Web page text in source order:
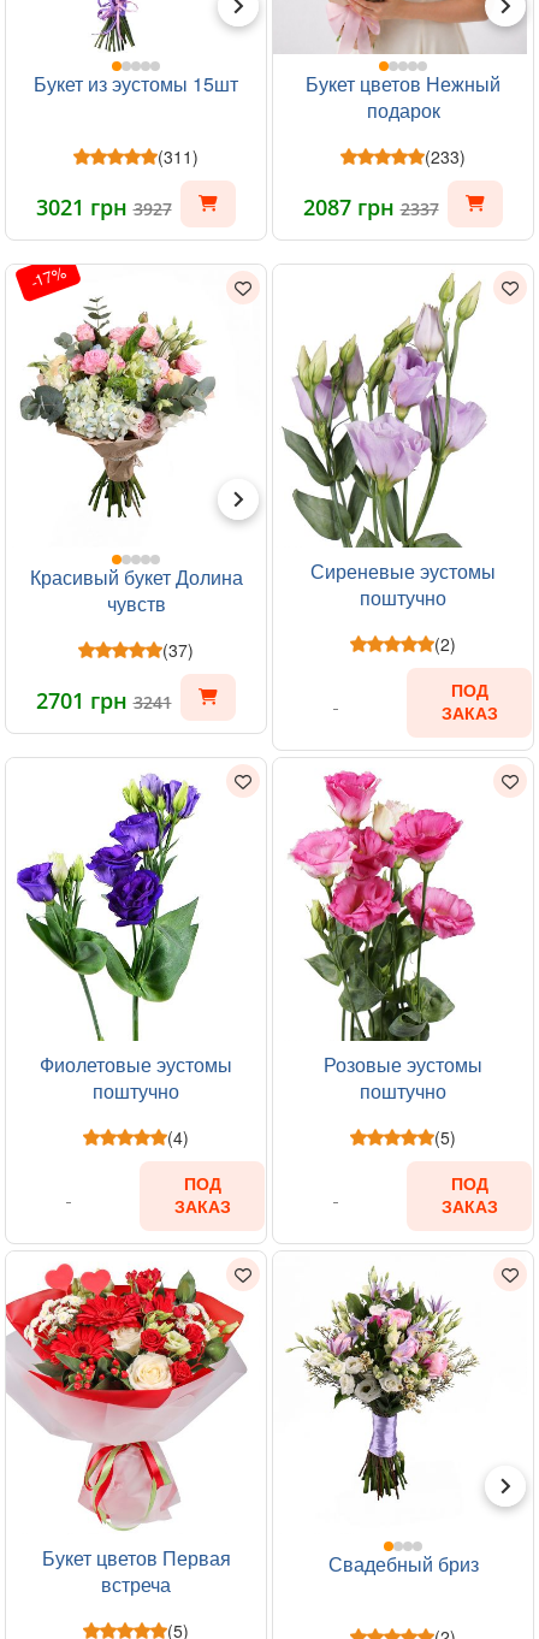
Букет из эустомы 15шт
(311)
3021 грн3927
Букет цветов Нежный
подарок
(233)
2087 грн2337
-17%
Красивый букет Долина
чувств
(37)
2701 грн3241
Сиреневые эустомы
поштучно
(2)
ПОД
ЗАКАЗ
Фиолетовые эустомы
поштучно
(4)
ПОД
ЗАКАЗ
Розовые эустомы
поштучно
(5)
ПОД
ЗАКАЗ
Букет цветов Первая
встреча
(5)
Свадебный бриз